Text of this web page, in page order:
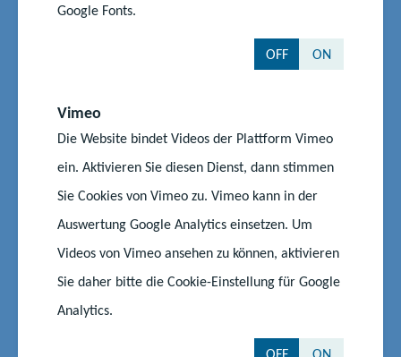
Google Fonts.
OFF ON
Vimeo
Die Website bindet Videos der Plattform Vimeo
ein. Aktivieren Sie diesen Dienst, dann stimmen
Sie Cookies von Vimeo zu. Vimeo kann in der
Auswertung Google Analytics einsetzen. Um
Videos von Vimeo ansehen zu können, aktivieren
Sie daher bitte die Cookie-Einstellung für Google
Analytics.
OFF ON
News15.05.2025
Basketball macht Schule:
Trainerinnen und Trainer
Der Verein Basketball macht Schule e.V. startet eine
Im gesamten Bundesland Mecklenburg-
Vorpommern werden 100 neue Übungsleiterinnen
gesucht, um Kindern an Schulen und in Kitas den
Spaß an Bewegung und den Basketballsport
Aktuelles